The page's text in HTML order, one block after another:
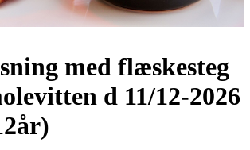
med flæskesteg
d 11/12-2026